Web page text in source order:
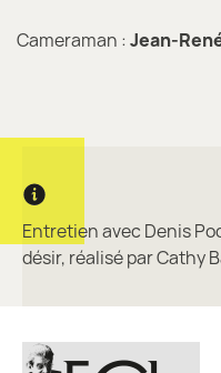
Cameraman : Jean-
Informations
Entretien avec Denis
désir, réalisé par Cathy